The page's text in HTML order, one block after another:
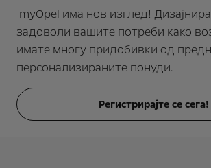
myOpel има нов изглед!
задоволи вашите потреби како
имате многу придобивки од
персонализираните понуди.
Регистрирајте се сега!